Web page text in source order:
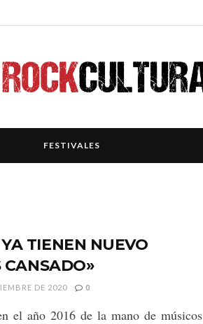
FESTIVALES
TIENEN NUEVO
CANSADO»
DE 2020 0
el año 2016 de la mano de músicos